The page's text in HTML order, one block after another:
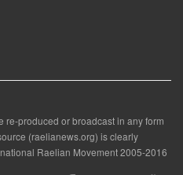
re-produced or broadcast in any form
(raelianews.org) is clearly
Raelian Movement 2005-2016